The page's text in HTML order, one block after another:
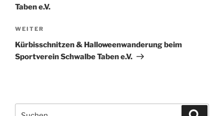
Taben e.V.
Nächster
Beitrag
WEITER
Kürbisschnitzen & Halloweenwanderung beim
Sportverein Schwalbe Taben e.V.